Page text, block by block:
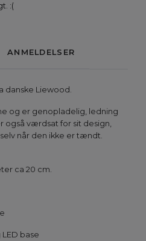
:(
ANMELDELSER
danske Liewood.
og er genopladelig, ledning
værdsat for sit design,
når den ikke er tændt.
ca 20 cm.
base